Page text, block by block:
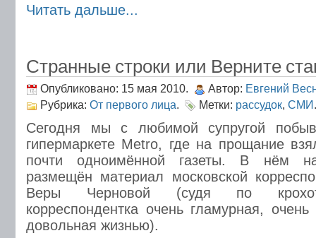
Читать дальше...
Странные строки или Верните
Опубликовано: 15 мая 2010. Автор: Евгений
Рубрика: От первого лица. Метки: рассудок, СМИ.
Сегодня мы с любимой супругой
гипермаркете Metro, где на прощание
почти одноимённой газеты. В нём
размещён материал московской
Веры Черновой (судя по
корреспондентка очень гламурная,
довольная жизнью).